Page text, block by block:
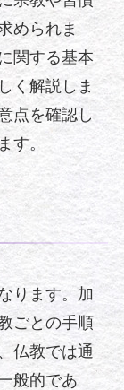
められま
関する基本
く解説しま
点を確認し
す。
ります。加
ごとの手順
仏教では通
般的であ